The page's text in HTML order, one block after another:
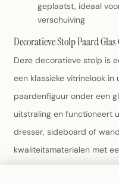
geplaatst, ideaal
verschuiving
Decoratieve Stolp Paard
Deze decoratieve stolp is
een klassieke vitrinelook
paardenfiguur onder een
uitstraling en functioneert
dresser, sideboard of
kwaliteitsmaterialen met